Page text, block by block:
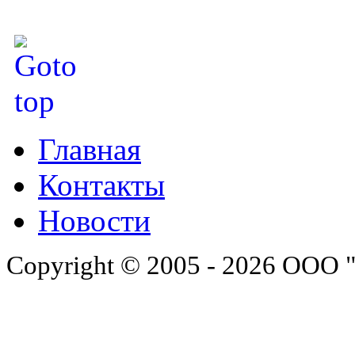
Главная
Контакты
Новости
Copyright © 2005 - 2026 ООО